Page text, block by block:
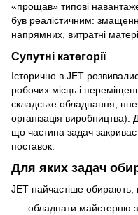
«прощав» типові
був реалістичним:
напрямних, витратні
Супутні категорії
Історично в JET
робочих місць і
складське обладнання,
організація виробництва).
що частина задач
поставок.
Для яких задач
JET найчастіше обирають,
обладнати майстерню